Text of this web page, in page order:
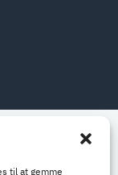
til at gemme